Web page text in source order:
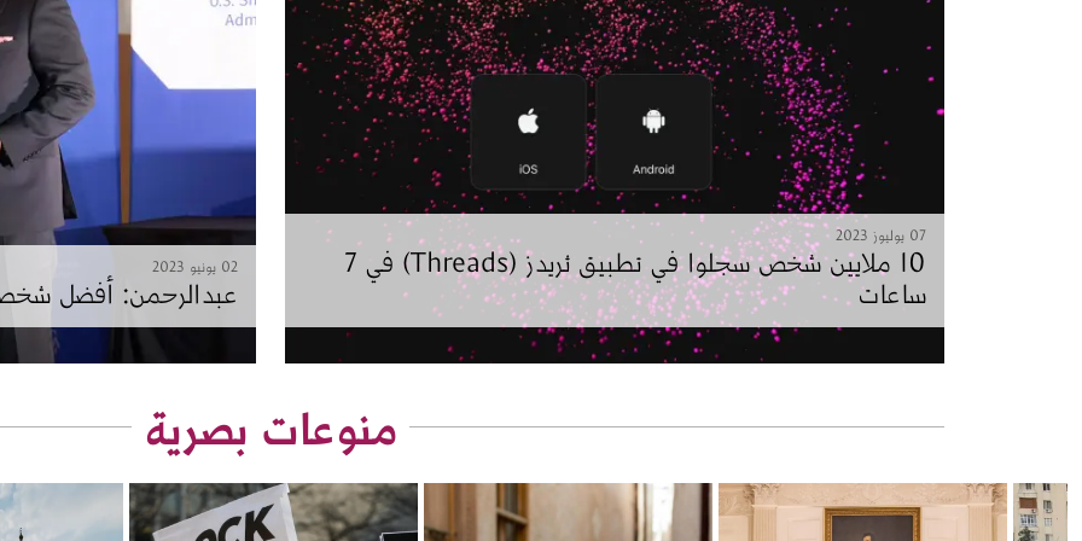
07 يوليوز 2023
10 ملايين شخص سجلوا في تطبيق ثريدز (Threads) في 7
ساعات
02 يونيو 2023
عبدالرحمن: أفضل
منوعات بصرية